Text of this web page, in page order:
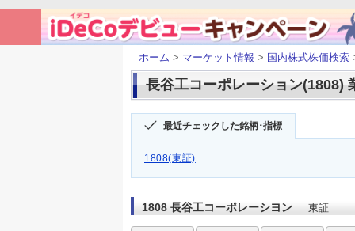
ホーム > マーケット情報 > 国内株式株価検索
長谷工コーポレーション(1808)
最近チェックした銘柄･指標
1808(東証)
1808 長谷工コーポレーシヨン 東証